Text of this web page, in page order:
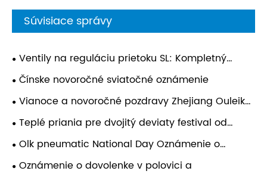
Súvisiace správy
Ventily na reguláciu prietoku SL: Kompletný
sprievodca štruktúrou, funkciou a aplikáciami
Čínske novoročné sviatočné oznámenie
Vianoce a novoročné pozdravy Zhejiang Ouleikai
Pneumatic Praje vám šťastné sviatky!
Teplé priania pre dvojitý deviaty festival od
Zhejiang Ouleikai Pneumatic Co., Ltd.!
Olk pneumatic National Day Oznámenie o
dovolenke
Oznámenie o dovolenke v polovici a